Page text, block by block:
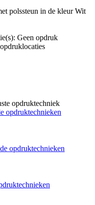
Geen opdruk
opdruktechniek
opdruktechnieken
opdruktechnieken